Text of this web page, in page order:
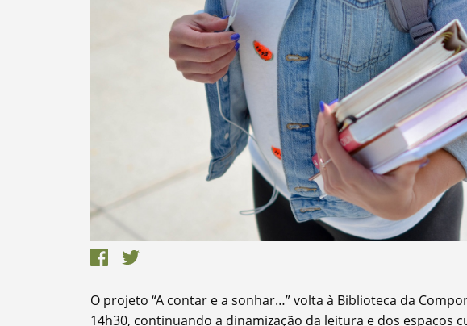
Termo de Pesquisa
Categorias
O projeto “A contar e a sonhar…” volta à Biblioteca da
14h30, continuando a dinamização da leitura e dos espaços